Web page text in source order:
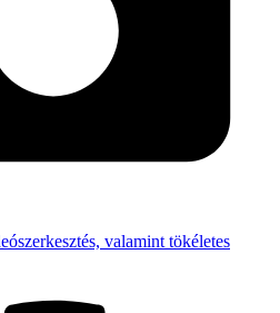
valamint tökéletes